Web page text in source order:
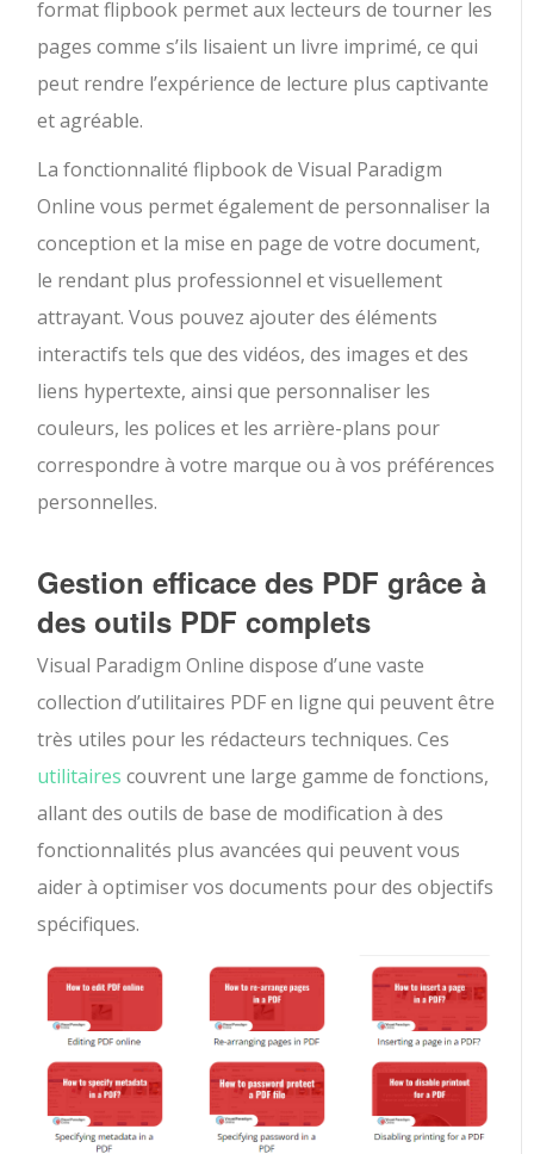
format flipbook permet aux lecteurs de tourner les
pages comme s’ils lisaient un livre imprimé, ce qui
peut rendre l’expérience de lecture plus captivante
et agréable.
La fonctionnalité flipbook de Visual Paradigm
Online vous permet également de personnaliser la
conception et la mise en page de votre document,
le rendant plus professionnel et visuellement
attrayant. Vous pouvez ajouter des éléments
interactifs tels que des vidéos, des images et des
liens hypertexte, ainsi que personnaliser les
couleurs, les polices et les arrière-plans pour
correspondre à votre marque ou à vos préférences
personnelles.
Gestion efficace des PDF grâce à
des outils PDF complets
Visual Paradigm Online dispose d’une vaste
collection d’utilitaires PDF en ligne qui peuvent être
très utiles pour les rédacteurs techniques. Ces
utilitaires couvrent une large gamme de fonctions,
allant des outils de base de modification à des
fonctionnalités plus avancées qui peuvent vous
aider à optimiser vos documents pour des objectifs
spécifiques.